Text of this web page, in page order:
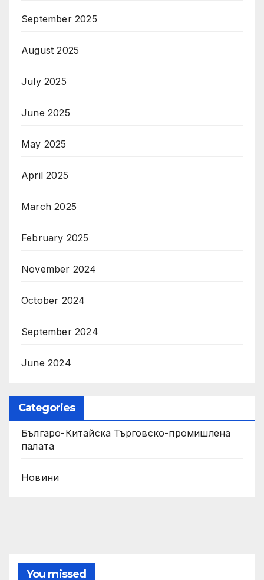
September 2025
August 2025
July 2025
June 2025
May 2025
April 2025
March 2025
February 2025
November 2024
October 2024
September 2024
June 2024
Categories
Българо-Китайска Търговско-промишлена
палaта
Новини
You missed